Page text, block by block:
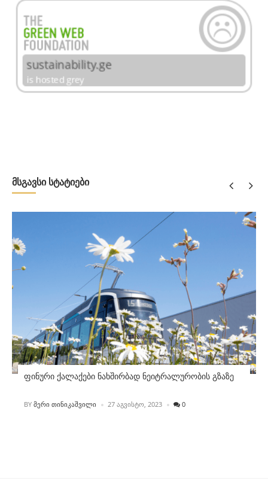
მსგავსი სტატიები
ფინური ქალაქები ნახშირბად ნეიტრალურობის გზაზე
POSTED
BY ᲛᲔᲠᲘ ᲗᲘᲜᲘᲙᲐᲨᲕᲘᲚᲘ 27 ᲐᲒᲕᲘᲡᲢᲝ, 2023 0